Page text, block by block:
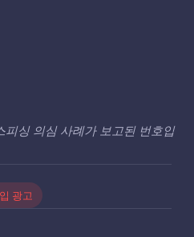
피싱 의심 사례가 보고된 번호입
광고